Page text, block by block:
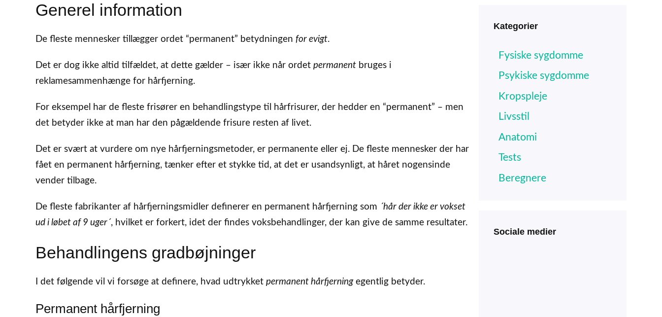
Generel information
De fleste mennesker tillægger ordet “permanent” betydningen for evigt.
Det er dog ikke altid tilfældet, at dette gælder – især ikke når ordet permanent bruges i
reklamesammenhænge for hårfjerning.
For eksempel har de fleste frisører en behandlingstype til hårfrisurer, der hedder en “permanent” – men
det betyder ikke at man har den pågældende frisure resten af livet.
Det er svært at vurdere om nye hårfjerningsmetoder, er permanente eller ej. De fleste mennesker der har
fået en permanent hårfjerning, tænker efter et stykke tid, at det er usandsynligt, at håret nogensinde
vender tilbage.
De fleste fabrikanter af hårfjerningsmidler definerer en permanent hårfjerning som ´hår der ikke er vokset
ud i løbet af 9 uger´, hvilket er forkert, idet der findes voksbehandlinger, der kan give de samme resultater.
Behandlingens gradbøjninger
I det følgende vil vi forsøge at definere, hvad udtrykket permanent hårfjerningegentlig betyder.
Permanent hårfjerning
Kategorier
Fysiske sygdomme
Psykiske sygdomme
Kropspleje
Livsstil
Anatomi
Tests
Beregnere
Sociale medier